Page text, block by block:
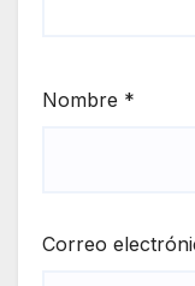
Nombre *
Correo